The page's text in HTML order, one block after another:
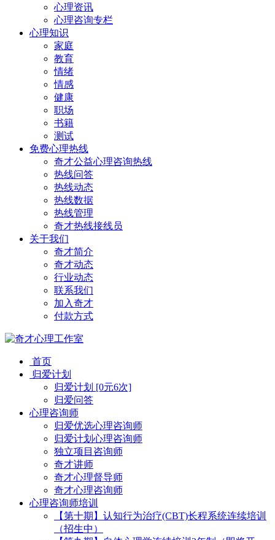
心理资讯
心理咨询专栏
心理知识
家庭
教育
情绪
情感
健康
职场
书籍
测试
免费心理热线
奇才公益心理咨询热线
热线问答
热线动态
热线数据
热线管理
奇才热线接线员
关于我们
奇才简介
奇才动态
行业动态
联系我们
加入奇才
付款方式
首页
归爱计划
归爱计划 [0元6次]
归爱问答
心理咨询师
归爱优选心理咨询师
归爱计划心理咨询师
独立项目咨询师
奇才讲师
奇才心理督导师
奇才心理咨询师
心理咨询师培训
【第十期】认知行为治疗(CBT)长程系统连续培训
（招生中）